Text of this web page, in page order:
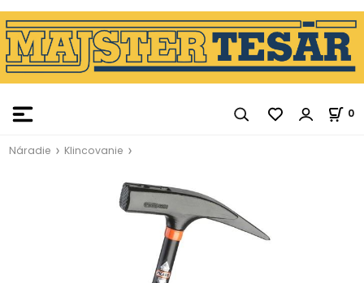
0
Náradie Klincovanie